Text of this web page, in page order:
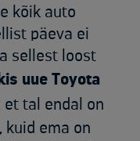
kõik auto
päeva ei
sellest loost
uue Toyota
et tal endal on
kuid ema on